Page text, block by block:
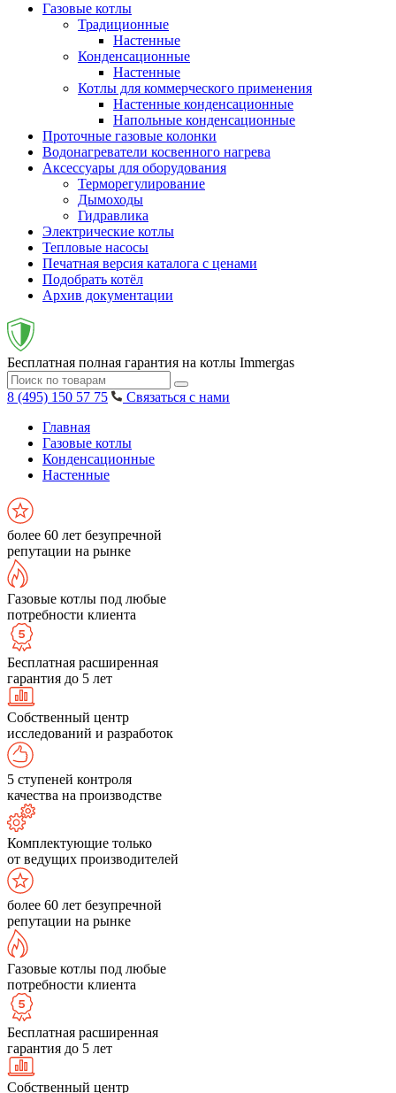
Газовые котлы
Традиционные
Настенные
Конденсационные
Настенные
Котлы для коммерческого применения
Настенные конденсационные
Напольные конденсационные
Проточные газовые колонки
Водонагреватели косвенного нагрева
Аксессуары для оборудования
Терморегулирование
Дымоходы
Гидравлика
Электрические котлы
Тепловые насосы
Печатная версия каталога с ценами
Подобрать котёл
Архив документации
Бесплатная полная гарантия на котлы Immergas
8 (495) 150 57 75
Связаться с нами
Главная
Газовые котлы
Конденсационные
Настенные
более 60 лет безупречной
репутации на рынке
Газовые котлы под любые
потребности клиента
Бесплатная расширенная
гарантия до 5 лет
Собственный центр
исследований и разработок
5 ступеней контроля
качества на производстве
Комплектующие только
от ведущих производителей
более 60 лет безупречной
репутации на рынке
Газовые котлы под любые
потребности клиента
Бесплатная расширенная
гарантия до 5 лет
Собственный центр